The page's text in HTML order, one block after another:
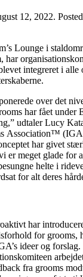
12, 2022.
Lounge i
har
integreret i alle
over det
har fået under
udtaler Lucy
Association™
har givet
er meget glade for
helte i
for alt deres
har
for grooms,
ideer og
fra grooms